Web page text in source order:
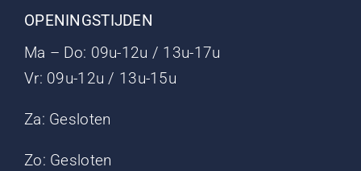
OPENINGSTIJDEN
Ma – Do: 09u-12u / 13u-17u
Vr: 09u-12u / 13u-15u
Za: Gesloten
Zo: Gesloten